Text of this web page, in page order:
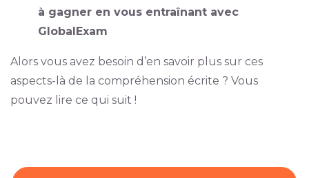
à gagner en vous entraînant avec
GlobalExam
Alors vous avez besoin d’en savoir plus sur ces
aspects-là de la compréhension écrite ? Vous
pouvez lire ce qui suit !